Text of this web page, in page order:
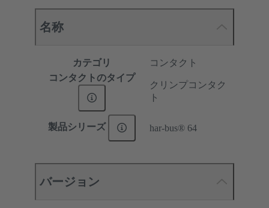
名称
カテゴリ
コンタクト
コンタクトのタイプ
クリンプコンタク
ト
製品シリーズ har-bus® 64
バージョン